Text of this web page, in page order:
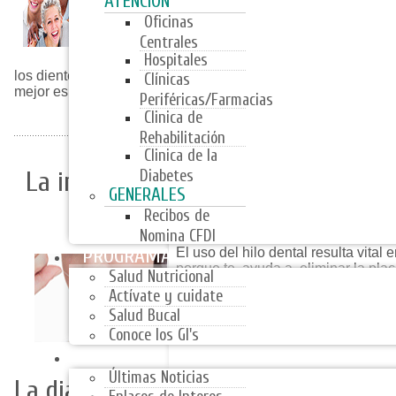
Oficinas
Centrales
Hospitales
Clínicas
Periféricas/Farmacias
Clinica de
Rehabilitación
Clinica de la
Diabetes
GENERALES
Recibos de
Nomina CFDI
PROGRAMAS
Salud Nutricional
Actívate y cuidate
Salud Bucal
Conoce los GI's
Últimas Noticias
de color blanco o transparente.
03
acidez, tienen a debilitar el esmalte.
los dientes inmediatamente después de ingerirlos ya que
mejor es usar un enjuague bucal para refrescar el aliento.
La importancia de utilizar hilo
El uso del hilo dental resulta vital
porque te ayuda a eliminar la
a lo largo de la línea de las encías,
expertos como de difícil acceso.